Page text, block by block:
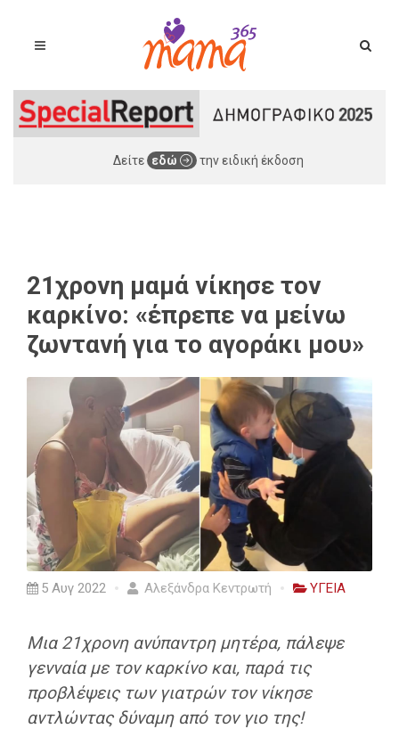
Δείτε εδώ την ειδική έκδοση
21χρονη μαμά νίκησε τον
καρκίνο: «έπρεπε να μείνω
ζωντανή για το αγοράκι μου»
5 Αυγ 2022 Αλεξάνδρα Κεντρωτή ΥΓΕΙΑ
Μια 21χρονη ανύπαντρη μητέρα, πάλεψε
γενναία με τον καρκίνο και, παρά τις
προβλέψεις των γιατρών τον νίκησε
αντλώντας δύναμη από τον γιο της!